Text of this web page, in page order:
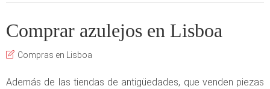
Comprar azulejos en Lisboa
Compras en Lisboa
Además de las tiendas de antigüedades, que venden piezas